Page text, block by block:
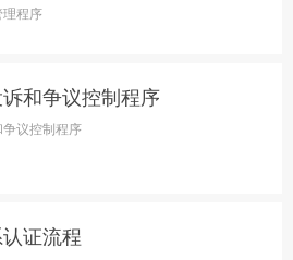
理程序
和争议控制程序
议控制程序
证流程